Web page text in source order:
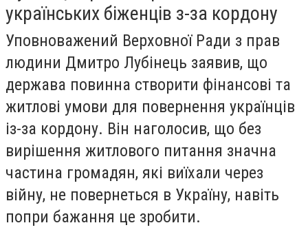
українських біженців з-за кордону
Уповноважений Верховної Ради з прав
людини Дмитро Лубінець заявив, що
держава повинна створити фінансові та
житлові умови для повернення українців
із-за кордону. Він наголосив, що без
вирішення житлового питання значна
частина громадян, які виїхали через
війну, не повернеться в Україну, навіть
попри бажання це зробити.